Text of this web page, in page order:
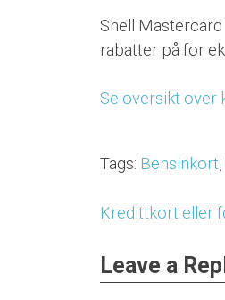
Shell
rabatter på for
Se oversikt over
Tags: Bensinkort,
Post
Kredittkort eller
Leave a